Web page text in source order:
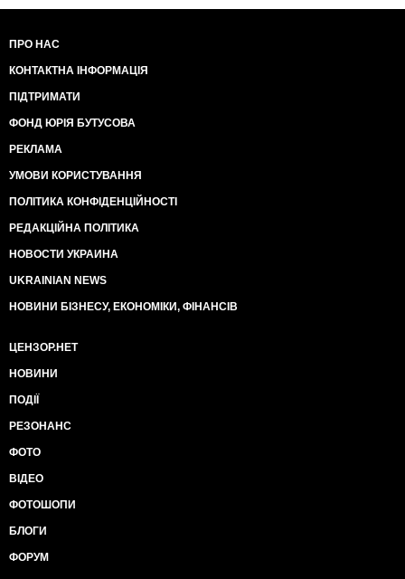
ПРО НАС
КОНТАКТНА ІНФОРМАЦІЯ
ПІДТРИМАТИ
ФОНД ЮРІЯ БУТУСОВА
РЕКЛАМА
УМОВИ КОРИСТУВАННЯ
ПОЛІТИКА КОНФІДЕНЦІЙНОСТІ
РЕДАКЦІЙНА ПОЛІТИКА
НОВОСТИ УКРАИНА
UKRAINIAN NEWS
НОВИНИ БІЗНЕСУ, ЕКОНОМІКИ, ФІНАНСІВ
ЦЕНЗОР.НЕТ
НОВИНИ
ПОДІЇ
РЕЗОНАНС
ФОТО
ВІДЕО
ФОТОШОПИ
БЛОГИ
ФОРУМ